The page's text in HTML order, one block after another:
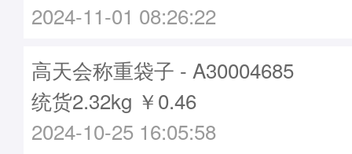
2024-11-01 08:26:22
高天会称重袋子 - A30004685
统货2.32kg ￥0.46
2024-10-25 16:05:58